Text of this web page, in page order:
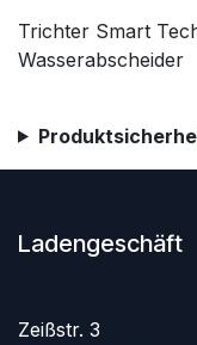
Trichter Smart
Wasserabscheider
Ladengeschäft
Zeißstr. 3